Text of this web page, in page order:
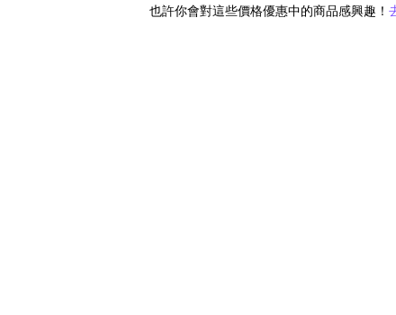
也許你會對這些價格優惠中的商品感興趣！